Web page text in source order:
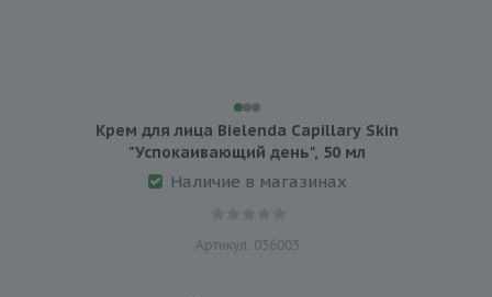
Крем для лица Bielenda Capillary Skin
"Успокаивающий день", 50 мл
Наличие в магазинах
Артикул: 036003